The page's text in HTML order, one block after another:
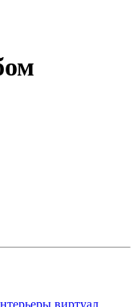
виртуал.